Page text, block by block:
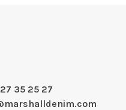
35 25 27